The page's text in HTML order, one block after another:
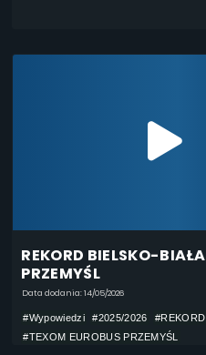
REKORD BIELSKO-
PRZEMYŚL
Data dodania: 14/05/2026
#Wypowiedzi #2025/2026
#TEXOM EUROBUS PRZEMYŚL